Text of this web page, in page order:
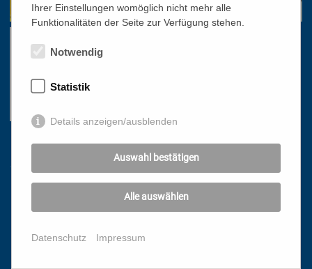
Links
NEWSLETTER
PRESSE
Ihrer Einstellungen womöglich nicht mehr alle
Funktionalitäten der Seite zur Verfügung stehen.
Notwendig
Statistik
Details anzeigen/ausblenden
Auswahl bestätigen
Alle auswählen
Datenschutz Impressum